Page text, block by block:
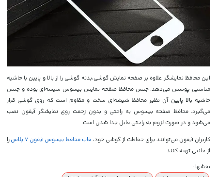
این محافظ نمایشگر علاوه بر صفحه نمایش گوشی،بدنه گوشی را از بالا و پایین با حاشیه
مناسبی پوشش می‌دهد. جنس محافظ صفحه نمایش بیسوس شیشه‌ای بوده و جنس
حاشیه بالا پایین آن نظیر محافظ شیشه‌ای سخت و مقاوم است که روی گوشی قرار
می‌گیرد. محافظ صفحه بیسوس به راحتی و بدون زحمت روی نمایشگر آیفون نصب
می‌شود و در صورت لزوم به راحتی قابل جدا شدن است.
کاربران آیفون می‌توانند برای حفاظت از گوشی خود، قاب محافظ بیسوس آیفون 7 پلاس
را
از جانبی تهیه کنند.
بخشها :